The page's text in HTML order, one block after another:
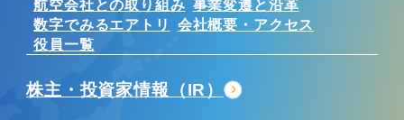
航空会社との取り組み 事業変遷と沿革
数字でみるエアトリ
会社概要・アクセス
役員一覧
株主・投資家情報（IR）